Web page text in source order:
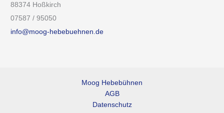
n
a
c
88374 Hoßkirch
07587 / 95050
info@moog-hebebuehnen.de
Moog Hebebühnen
AGB
Datenschutz